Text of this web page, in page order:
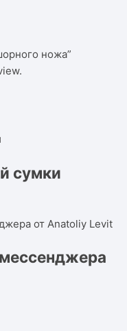
ножа”
сумки